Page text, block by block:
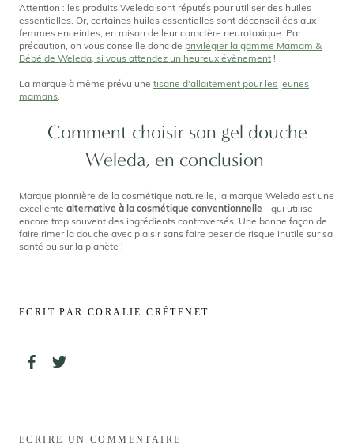
Attention : les produits Weleda sont réputés pour utiliser des huiles
essentielles. Or, certaines huiles essentielles sont déconseillées aux
femmes enceintes, en raison de leur caractère neurotoxique. Par
précaution, on vous conseille donc de privilégier la gamme Mamam &
Bébé de Weleda, si vous attendez un heureux évènement !
La marque à même prévu une tisane d'allaitement pour les jeunes
mamans
Comment choisir son gel douche
Weleda, en conclusion
Marque pionnière de la cosmétique naturelle, la marque Weleda est une
excellente alternative à la cosmétique conventionnelle - qui utilise
encore trop souvent des ingrédients controversés. Une bonne façon de
faire rimer la douche avec plaisir sans faire peser de risque inutile sur sa
santé ou sur la planète !
ECRIT PAR CORALIE CRÉTENET
ECRIRE UN COMMENTAIRE